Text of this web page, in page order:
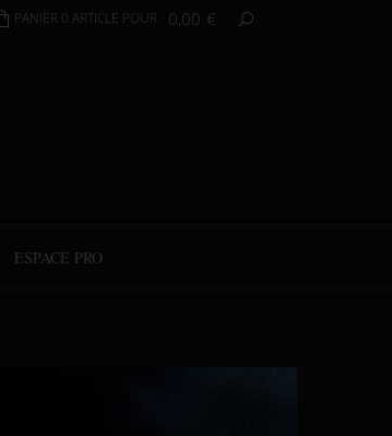
PANIER 0 ARTICLE POUR 0,00 €
ESPACE PRO